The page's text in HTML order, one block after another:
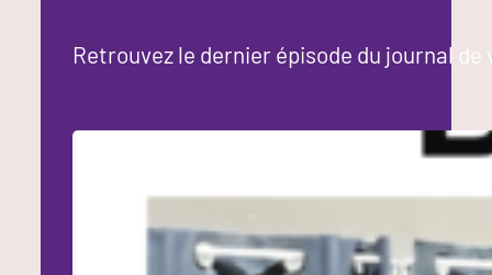
Retrouvez le dernier épisode du journal